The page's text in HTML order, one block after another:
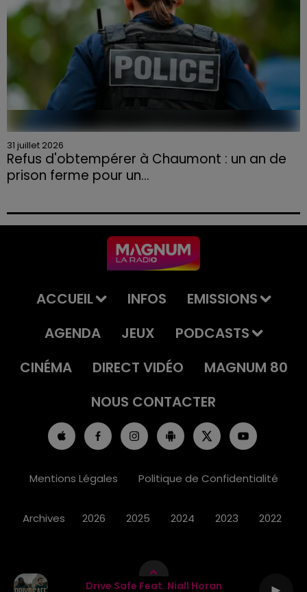
Drive Safe Feat. Niall Horan
31 juillet 2026
Refus d'obtempérer à Chaumont : un an de
prison ferme pour un...
permis et la confiscation de son véhicule.
ACCUEIL INFOS
EMISSIONS
AGENDA
JEUX
PODCASTS
CINÉMA
DIRECT VIDÉO
MAGNUM 80
NOUS CONTACTER
Mentions Légales Politique de Confidentialité
Archives 2026 2025 2024 2023 2022